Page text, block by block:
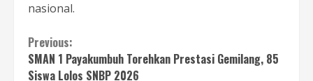
nasional.
Continue
Reading
Previous:
SMAN 1 Payakumbuh Torehkan Prestasi Gemilang, 85
Siswa Lolos SNBP 2026